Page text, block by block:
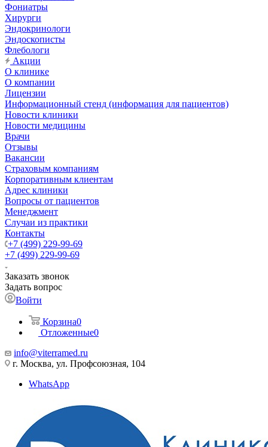
Фониатры
Хирурги
Эндокринологи
Эндоскописты
Флебологи
Акции
О клинике
О компании
Лицензии
Информационный стенд (информация для пациентов)
Новости клиники
Новости медицины
Врачи
Отзывы
Вакансии
Страховым компаниям
Корпоративным клиентам
Адрес клиники
Вопросы от пациентов
Менеджмент
Случаи из практики
Контакты
+7 (499) 229-99-69
+7 (499) 229-99-69
Заказать звонок
Задать вопрос
Войти
Корзина0
Отложенные0
info@viterramed.ru
г. Москва, ул. Профсоюзная, 104
WhatsApp